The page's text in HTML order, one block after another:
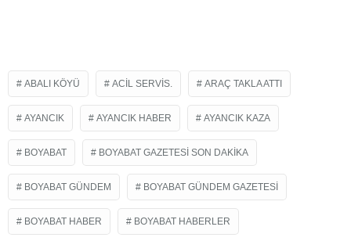
ABALI KÖYÜ ACIL SERVIS. ARAÇ TAKLA ATTI
AYANCIK AYANCIK HABER AYANCIK KAZA
BOYABAT BOYABAT GAZETESI SON DAKIKA
BOYABAT GÜNDEM BOYABAT GÜNDEM GAZETESI
BOYABAT HABER BOYABAT HABERLER